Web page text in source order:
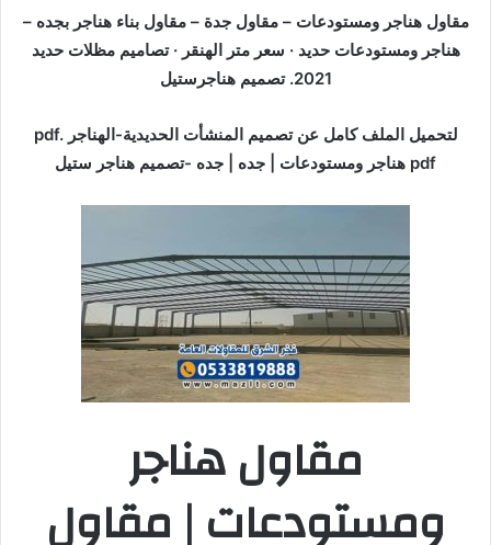
مقاول هناجر ومستودعات – مقاول جدة – مقاول بناء هناجر بجده –
هناجر ومستودعات حديد · سعر متر الهنقر · تصاميم مظلات حديد
2021. تصميم هناجرستيل
pdf. لتحميل الملف كامل عن تصميم المنشأت الحديدية-الهناجر
هناجر ومستودعات | جده | جده -تصميم هناجر ستيل pdf
مقاول هناجر
ومستودعات | مقاول